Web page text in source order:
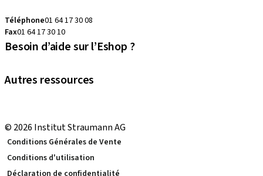
Téléphone01 64 17 30 08
Fax01 64 17 30 10
Besoin d’aide sur l’Eshop ?
Autres ressources
© 2026 Institut Straumann AG
Conditions Générales de Vente
Conditions d'utilisation
Déclaration de confidentialité